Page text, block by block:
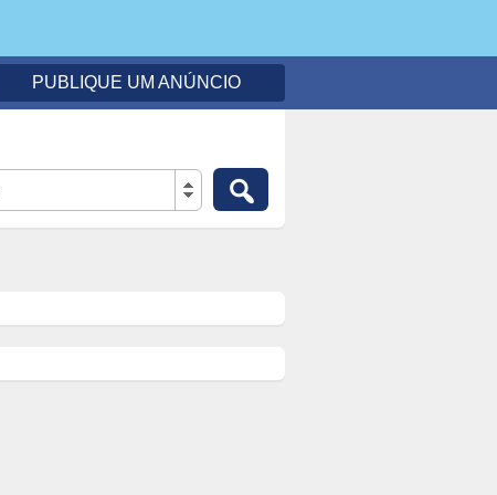
PUBLIQUE UM ANÚNCIO